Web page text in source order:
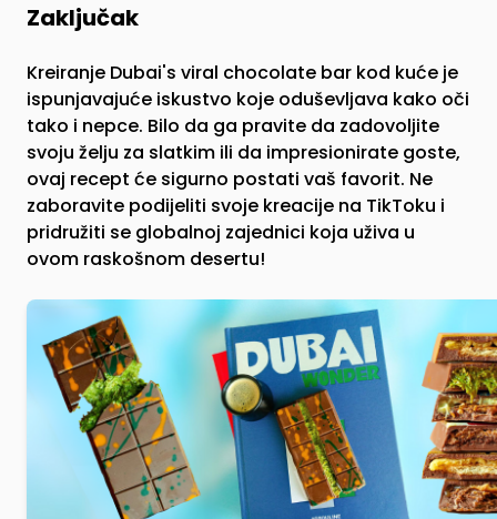
Zaključak
Kreiranje Dubai's viral chocolate bar kod kuće je
ispunjavajuće iskustvo koje oduševljava kako oči
tako i nepce. Bilo da ga pravite da zadovoljite
svoju želju za slatkim ili da impresionirate goste,
ovaj recept će sigurno postati vaš favorit. Ne
zaboravite podijeliti svoje kreacije na TikToku i
pridružiti se globalnoj zajednici koja uživa u
ovom raskošnom desertu!